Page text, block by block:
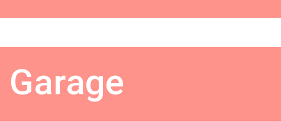
Garage